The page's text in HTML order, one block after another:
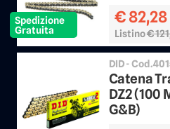
Spedizione
Gratuita
€ 82,28
Listino€
DID -
Catena
DZ2 (100
G&B)